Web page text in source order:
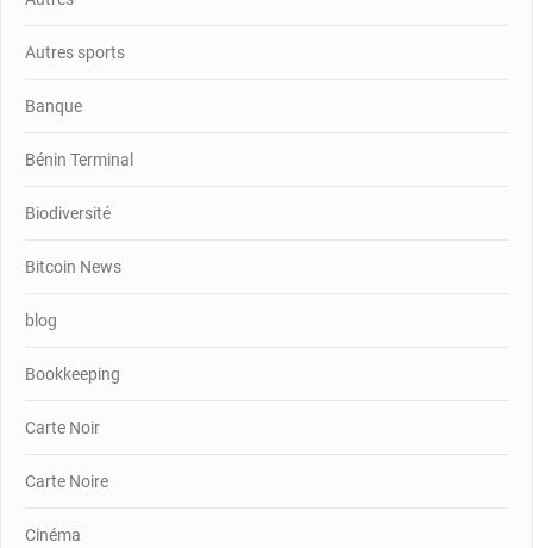
Autres sports
Banque
Bénin Terminal
Biodiversité
Bitcoin News
blog
Bookkeeping
Carte Noir
Carte Noire
Cinéma